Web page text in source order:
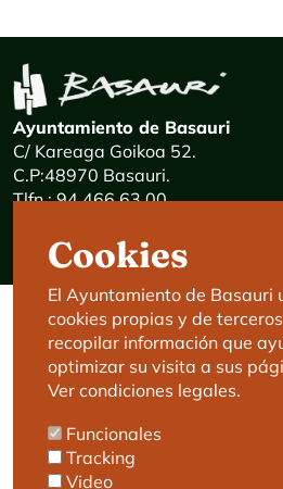
Cookies
El Ayuntamiento de Basauri
cookies propias y de
recopilar información que
optimizar su visita a sus
Ver condiciones legales.
Funcionales
Tracking
Video
Ayuntamiento de Basauri
C/ Kareaga Goikoa 52.
C.P:48970 Basauri.
Tlfn.: 94 466 63 00
E-mail: haz@basauri.eus
CONTACTO
Basauri le atiende
Cita previa